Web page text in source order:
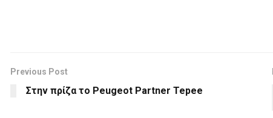
Previous Post
Στην πρίζα το Peugeot Partner Tepee